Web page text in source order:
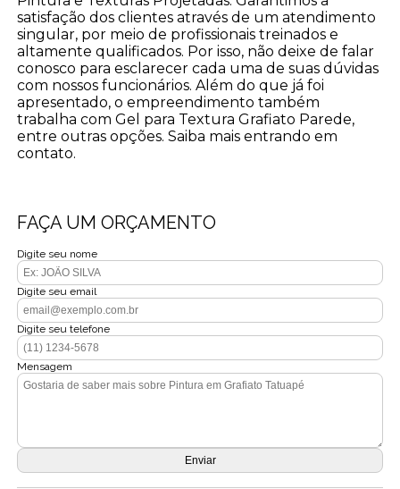
satisfação dos clientes através de um atendimento
singular, por meio de profissionais treinados e
altamente qualificados. Por isso, não deixe de falar
conosco para esclarecer cada uma de suas dúvidas
com nossos funcionários. Além do que já foi
apresentado, o empreendimento também
trabalha com Gel para Textura Grafiato Parede,
entre outras opções. Saiba mais entrando em
contato.
FAÇA UM ORÇAMENTO
Digite seu nome
Digite seu email
Digite seu telefone
Mensagem